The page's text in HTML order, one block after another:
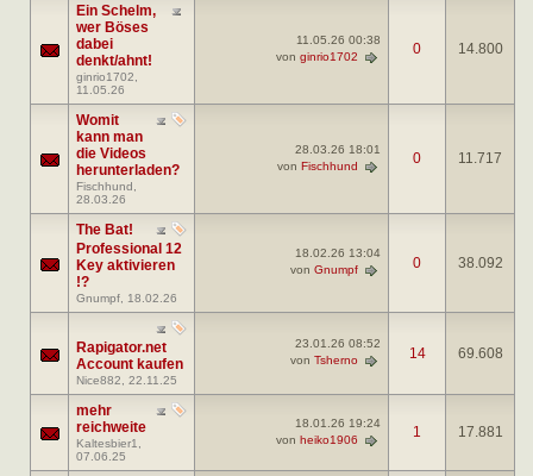
Ein Schelm,
wer Böses
dabei
denkt/ahnt!
ginrio1702
11.05.26
11.05.26 00:38
von ginrio1702 0 14.800
Womit
kann man
die Videos
herunterladen?
Fischhund
28.03.26
28.03.26 18:01
von Fischhund 0 11.717
The Bat!
Professional 12
Key aktivieren
!?
Gnumpf , 18.02.26
18.02.26 13:04
von Gnumpf 0 38.092
Rapigator.net
Account kaufen
Nice882 , 22.11.25
23.01.26 08:52
von Tsherno 14 69.608
mehr
reichweite
Kaltesbier1
07.06.25
18.01.26 19:24
von heiko1906 1 17.881